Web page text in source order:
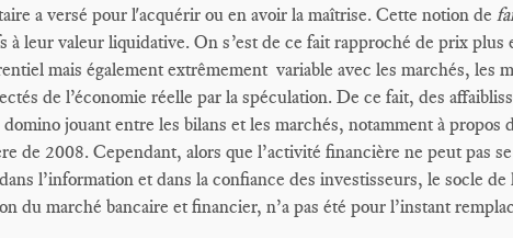
a versé pour l'acquérir ou en avoir la maîtrise. Cette notion de
à leur valeur liquidative. On s’est de ce fait rapproché de prix
mais également extrêmement variable avec les marchés, les
de l’économie réelle par la spéculation. De ce fait, des
jouant entre les bilans et les marchés, notamment à propos
de 2008. Cependant, alors que l’activité financière ne peut pas
l’information et dans la confiance des investisseurs, le socle
du marché bancaire et financier, n’a pas été pour l’instant